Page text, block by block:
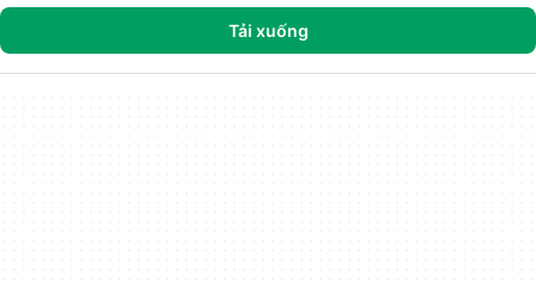
Tải xuống